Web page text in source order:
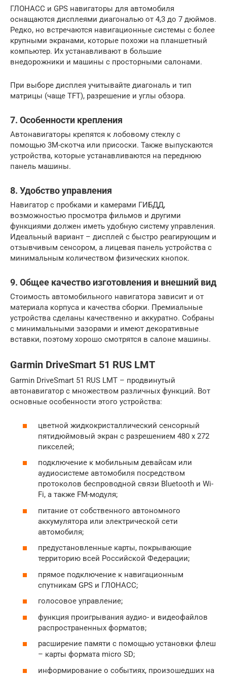
ГЛОНАСС и GPS навигаторы для автомобиля
оснащаются дисплеями диагональю от 4,3 до 7 дюймов.
Редко, но встречаются навигационные системы с более
крупными экранами, которые похожи на планшетный
компьютер. Их устанавливают в большие
внедорожники и машины с просторными салонами.
При выборе дисплея учитывайте диагональ и тип
матрицы (чаще TFT), разрешение и углы обзора.
7. Особенности крепления
Автонавигаторы крепятся к лобовому стеклу с
помощью 3M-скотча или присоски. Также выпускаются
устройства, которые устанавливаются на переднюю
панель машины.
8. Удобство управления
Навигатор с пробками и камерами ГИБДД,
возможностью просмотра фильмов и другими
функциями должен иметь удобную систему управления.
Идеальный вариант – дисплей с быстро реагирующим и
отзывчивым сенсором, а лицевая панель устройства с
минимальным количеством физических кнопок.
9. Общее качество изготовления и внешний вид
Стоимость автомобильного навигатора зависит и от
материала корпуса и качества сборки. Премиальные
устройства сделаны качественно и аккуратно. Собраны
с минимальными зазорами и имеют декоративные
вставки, поэтому хорошо смотрятся в салоне машины.
Garmin DriveSmart 51 RUS LMT
Garmin DriveSmart 51 RUS LMT – продвинутый
автонавигатор с множеством различных функций. Вот
основные особенности этого устройства:
цветной жидкокристаллический сенсорный
пятидюймовый экран с разрешением 480 x 272
пикселей;
подключение к мобильным девайсам или
аудиосистеме автомобиля посредством
протоколов беспроводной связи Bluetooth и Wi-
Fi, а также FM-модуля;
питание от собственного автономного
аккумулятора или электрической сети
автомобиля;
предустановленные карты, покрывающие
территорию всей Российской Федерации;
прямое подключение к навигационным
спутникам GPS и ГЛОНАСС;
голосовое управление;
функция проигрывания аудио- и видеофайлов
распространенных форматов;
расширение памяти с помощью установки флеш
– карты формата micro SD;
информирование о событиях, произошедших на